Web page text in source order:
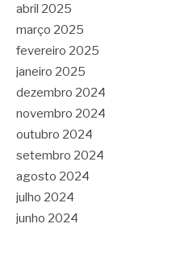
abril 2025
março 2025
fevereiro 2025
janeiro 2025
dezembro 2024
novembro 2024
outubro 2024
setembro 2024
agosto 2024
julho 2024
junho 2024